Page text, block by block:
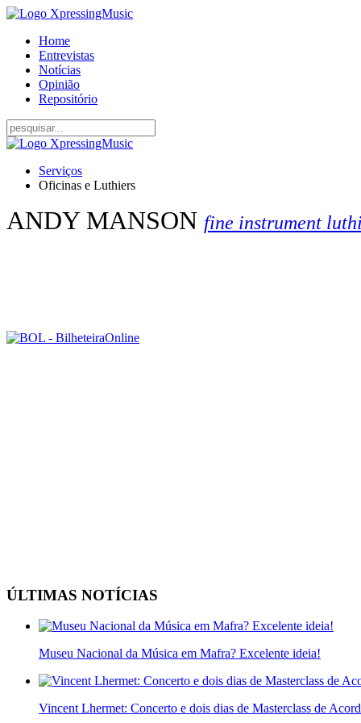
Home
Entrevistas
Notícias
Opinião
Repositório
Serviços
Oficinas e Luthiers
ANDY MANSON fine instrument
ÚLTIMAS NOTÍCIAS
Museu Nacional da Música em Mafra? Excelente ideia!
Vincent Lhermet: Concerto e dois dias de Masterclass de